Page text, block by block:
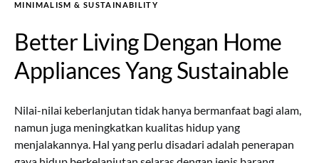
MINIMALISM & SUSTAINABILITY
Better Living Dengan Home
Appliances Yang Sustainable
Nilai-nilai keberlanjutan tidak hanya bermanfaat bagi alam,
namun juga meningkatkan kualitas hidup yang
menjalakannya. Hal yang perlu disadari adalah penerapan